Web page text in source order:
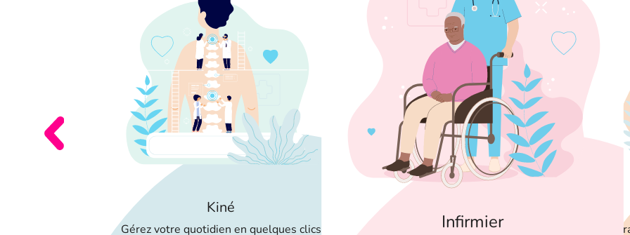
Kiné
Gérez votre quotidien en quelques clics
Infirmier